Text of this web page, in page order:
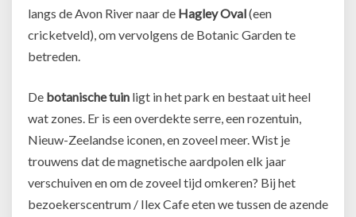
langs de Avon River naar de Hagley Oval(een
cricketveld), om vervolgens de Botanic Garden te
betreden.
De botanische tuin ligt in het park en bestaat uit heel
wat zones. Er is een overdekte serre, een rozentuin,
Nieuw-Zeelandse iconen, en zoveel meer. Wist je
trouwens dat de magnetische aardpolen elk jaar
verschuiven en om de zoveel tijd omkeren? Bij het
bezoekerscentrum / Ilex Cafe eten we tussen de azende